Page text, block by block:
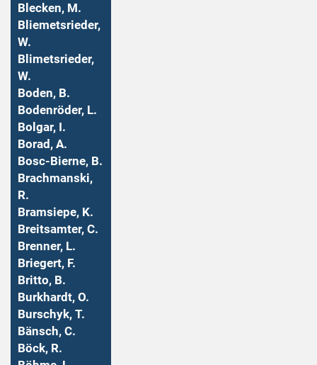
Blecken, M.
Bliemetsrieder,
W.
Blimetsrieder,
W.
Boden, B.
Bodenröder, L.
Bolgar, I.
Borad, A.
Bosc-Bierne, B.
Brachmanski,
R.
Bramsiepe, K.
Breitsamter, C.
Brenner, L.
Briegert, F.
Britto, B.
Burkhardt, O.
Burschyk, T.
Bänsch, C.
Böck, R.